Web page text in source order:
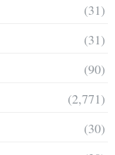
(31)
(31)
(90)
(2,771)
(30)